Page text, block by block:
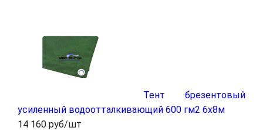
Тент брезентовый
усиленный водоотталкивающий 600 гм2 6x8м
14 160 руб/шт